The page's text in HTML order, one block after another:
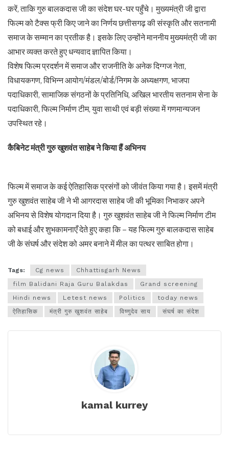
करें, ताकि गुरु बालकदास जी का संदेश घर-घर पहुँचे। मुख्यमंत्री जी द्वारा
फिल्म को टैक्स फ्री किए जाने का निर्णय छत्तीसगढ़ की संस्कृति और सतनामी
समाज के सम्मान का प्रतीक है। इसके लिए उन्होंने माननीय मुख्यमंत्री जी का
आभार व्यक्त करते हुए धन्यवाद ज्ञापित किया।
विशेष फिल्म प्रदर्शन में समाज और राजनीति के अनेक दिग्गज नेता,
विधायकगण, विभिन्न आयोग/मंडल/बोर्ड/निगम के अध्यक्षगण, भाजपा
पदाधिकारी, सामाजिक संगठनों के प्रतिनिधि, अखिल भारतीय सतनाम सेना के
पदाधिकारी, फिल्म निर्माण टीम, युवा साथी एवं बड़ी संख्या में गणमान्यजन
उपस्थित रहे।
कैबिनेट मंत्री गुरु खुशवंत साहेब ने किया हैं अभिनय
फिल्म में समाज के कई ऐतिहासिक प्रसंगों को जीवंत किया गया है। इसमें मंत्री
गुरु खुशवंत साहेब जी ने भी आगरदास साहेब जी की भूमिका निभाकर अपने
अभिनय से विशेष योगदान दिया है। गुरु खुशवंत साहेब जी ने फिल्म निर्माण टीम
को बधाई और शुभकामनाएँ देते हुए कहा कि – यह फिल्म गुरु बालकदास साहेब
जी के संघर्ष और संदेश को अमर बनाने में मील का पत्थर साबित होगा।
Tags: Cg news
Chhattisgarh News
film Balidani Raja Guru Balakdas
Grand screening
Hindi news
Letest news Politics
today news
ऐतिहासिक
मंत्री गुरु खुशवंत साहेब विष्णुदेव साय संघर्ष का संदेश
kamal kurrey